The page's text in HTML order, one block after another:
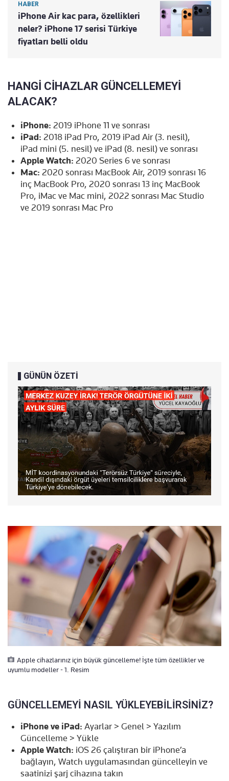
HABER
iPhone Air kac para, özellikleri
neler? iPhone 17 serisi Türkiye
fiyatları belli oldu
HANGİ CİHAZLAR GÜNCELLEMEYİ
ALACAK?
iPhone: 2019 iPhone 11 ve sonrası
iPad: 2018 iPad Pro, 2019 iPad Air (3. nesil),
iPad mini (5. nesil) ve iPad (8. nesil) ve sonrası
Apple Watch: 2020 Series 6 ve sonrası
Mac: 2020 sonrası MacBook Air, 2019 sonrası 16
inç MacBook Pro, 2020 sonrası 13 inç MacBook
Pro, iMac ve Mac mini, 2022 sonrası Mac Studio
ve 2019 sonrası Mac Pro
GÜNÜN ÖZETİ
Apple cihazlarınız için büyük güncelleme! İşte tüm özellikler ve
uyumlu modeller - 1. Resim
GÜNCELLEMEYİ NASIL YÜKLEYEBİLİRSİNİZ?
iPhone ve iPad: Ayarlar > Genel > Yazılım
Güncelleme > Yükle
Apple Watch: iOS 26 çalıştıran bir iPhone’a
bağlayın, Watch uygulamasından güncelleyin ve
saatinizi şarj cihazına takın